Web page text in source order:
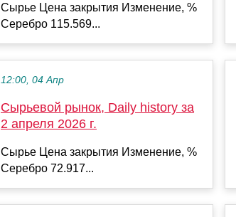
Сырье Цена закрытия Изменение, %
Серебро 115.569...
12:00, 04 Апр
Сырьевой рынок, Daily history за
2 апреля 2026 г.
Сырье Цена закрытия Изменение, %
Серебро 72.917...